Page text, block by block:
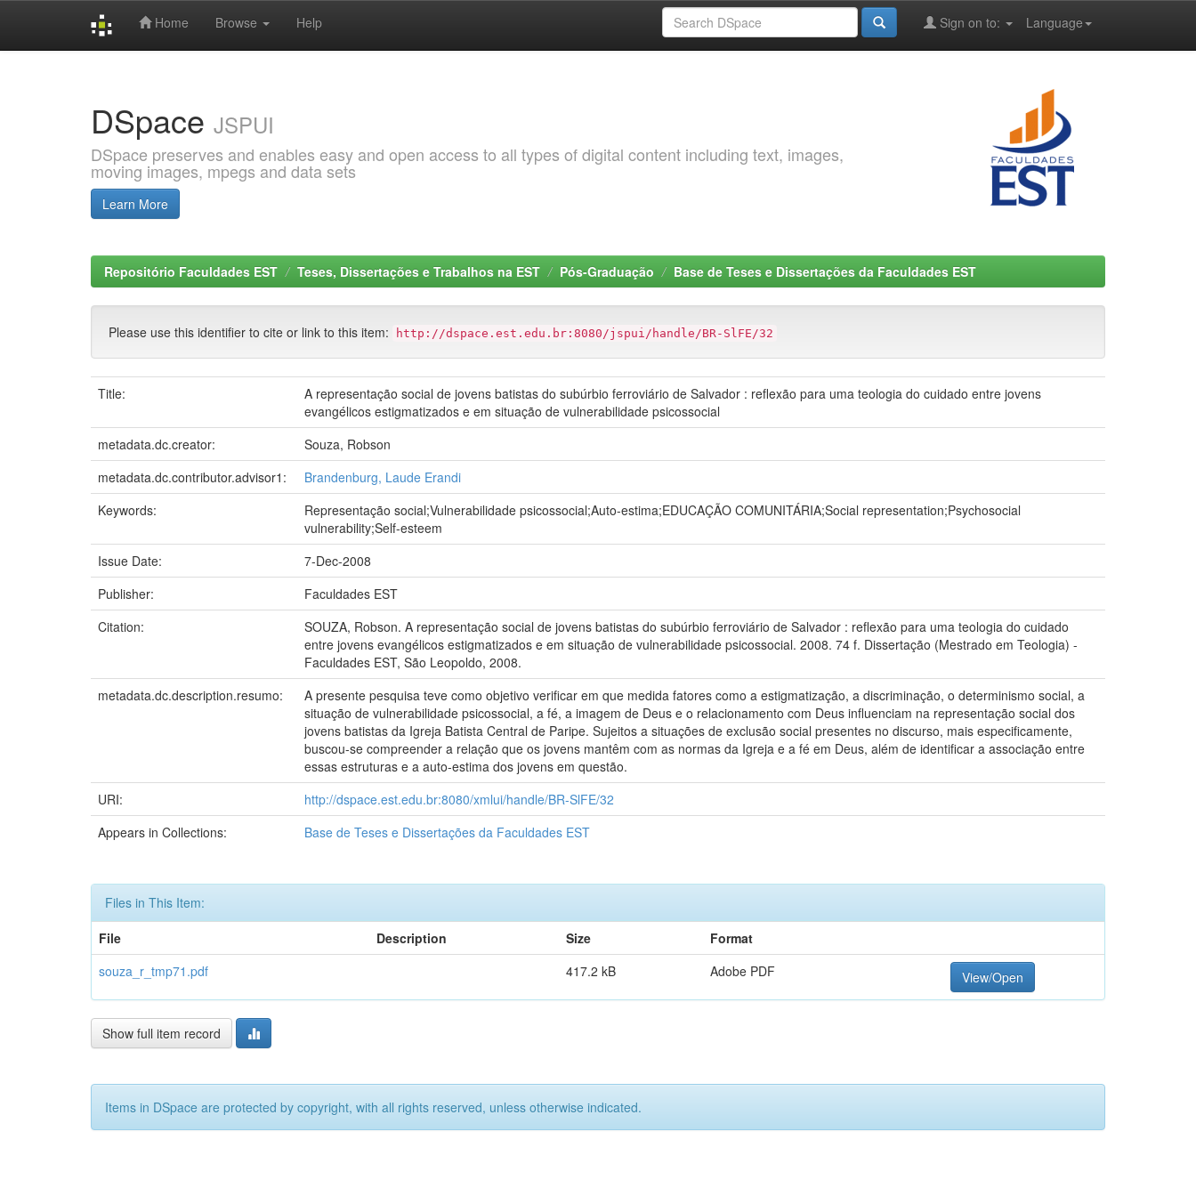
Home Browse Help Language
Sign on to:
DSpace JSPUI
DSpace preserves and enables easy and open access to all types of digital content including text, images,
moving images, mpegs and data sets
Learn More
Repositório Faculdades EST Teses, Dissertações e Trabalhos na EST Pós-Graduação Base de Teses e Dissertações da Faculdades EST
Please use this identifier to cite or link to this item: http://dspace.est.edu.br:8080/jspui/handle/BR-SlFE/32
Title:
A representação social de jovens batistas do subúrbio ferroviário de Salvador : reflexão para uma teologia do cuidado entre jovens
evangélicos estigmatizados e em situação de vulnerabilidade psicossocial
metadata.dc.creator:
Souza, Robson
metadata.dc.contributor.advisor1:
Brandenburg, Laude Erandi
Keywords:
Representação social;Vulnerabilidade psicossocial;Auto-estima;EDUCAÇÃO COMUNITÁRIA;Social representation;Psychosocial
vulnerability;Self-esteem
Issue Date:
7-Dec-2008
Publisher:
Faculdades EST
Citation:
SOUZA, Robson. A representação social de jovens batistas do subúrbio ferroviário de Salvador : reflexão para uma teologia do cuidado
entre jovens evangélicos estigmatizados e em situação de vulnerabilidade psicossocial. 2008. 74 f. Dissertação (Mestrado em Teologia) -
Faculdades EST, São Leopoldo, 2008.
metadata.dc.description.resumo:
A presente pesquisa teve como objetivo verificar em que medida fatores como a estigmatização, a discriminação, o determinismo social, a
situação de vulnerabilidade psicossocial, a fé, a imagem de Deus e o relacionamento com Deus influenciam na representação social dos
jovens batistas da Igreja Batista Central de Paripe. Sujeitos a situações de exclusão social presentes no discurso, mais especificamente,
buscou-se compreender a relação que os jovens mantêm com as normas da Igreja e a fé em Deus, além de identificar a associação entre
essas estruturas e a auto-estima dos jovens em questão.
URI:
http://dspace.est.edu.br:8080/xmlui/handle/BR-SlFE/32
Appears in Collections:
Base de Teses e Dissertações da Faculdades EST
Files in This Item:
File
Description Size
Format
souza_r_tmp71.pdf
417.2 kB Adobe PDF View/Open
Show full item record
Items in DSpace are protected by copyright, with all rights reserved, unless otherwise indicated.